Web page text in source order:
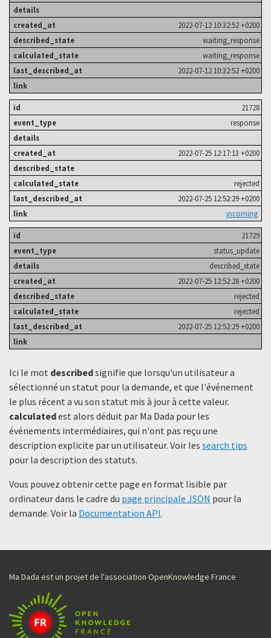
2022-07-12 10:32:52 +0200
waiting_response
waiting_response
2022-07-12 10:32:52 +0200
21728
response
2022-07-25 12:17:13 +0200
rejected
2022-07-25 12:52:29 +0200
incoming
21729
status_update
described_state
2022-07-25 12:52:28 +0200
rejected
rejected
2022-07-25 12:52:29 +0200
Ici le mot describedsignifie que lorsqu'un utilisateur a
sélectionné un statut ​​pour la demande, et que l'événement
le plus récent a vu son statut mis à jour à cette valeur.
calculatedest alors déduit par Ma Dada pour les
événements intermédiaires, qui n'ont pas reçu une
description explicite par un utilisateur. Voir les search tips
pour la description des statuts.
Vous pouvez obtenir cette page en format lisible par
ordinateur dans le cadre du page principale JSON pour la
demande. Voir la Documentation API.
Ma Dada est un projet de l'association OpenKnowledge France